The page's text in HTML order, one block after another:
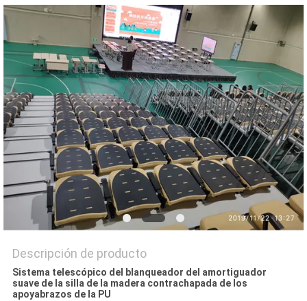
DEL
SITIO
PRIVACY
POLICY
Descripción de producto
Sistema telescópico del blanqueador del amortiguador
suave de la silla de la madera contrachapada de los
apoyabrazos de la PU